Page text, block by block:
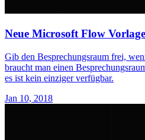
Neue Microsoft Flow Vorlage
Gib den Besprechungsraum frei,
braucht man einen
es ist kein einziger verfügbar.
Jan 10, 2018